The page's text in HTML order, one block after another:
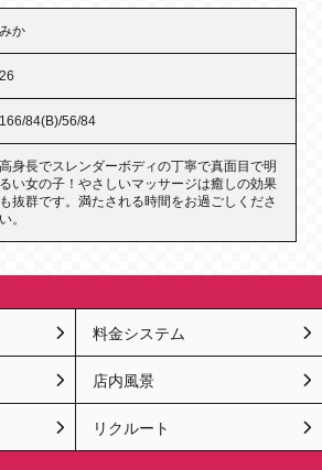
みか
26
166/84(B)/56/84
高身長でスレンダーボディの丁寧で真面目で明
るい女の子！やさしいマッサージは癒しの効果
も抜群です。満たされる時間をお過ごしくださ
い。
料金システム
店内風景
リクルート